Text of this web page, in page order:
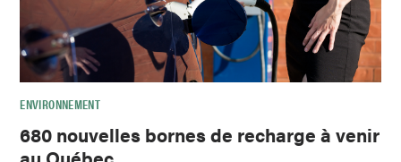
ENVIRONNEMENT
680 nouvelles bornes de recharge à venir